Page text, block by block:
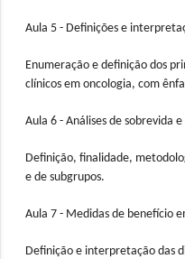
Aula 5 - Definições e
Enumeração e definição dos
clínicos em oncologia, com
Aula 6 - Análises de sobrevida
Definição, finalidade,
e de subgrupos.
Aula 7 - Medidas de benefício
Definição e interpretação das